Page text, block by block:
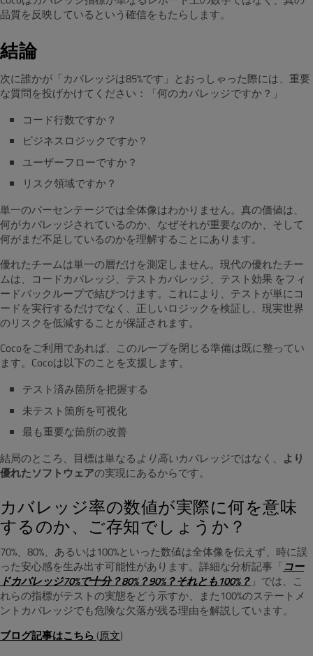
品質を反映しているという確信をもたらします。
結論
次に誰かが「カバレッジは85%です」とおっしゃった際には、重要
な質問を投げかけてください：「何のカバレッジですか？」
コード行数ですか？
ビジネスロジックですか？
ユーザーフローですか？
リスク領域ですか？
単一のパーセンテージでは全体像はわかりません。真の価値は、
何がカバレッジされているのか、なぜそれが重要なのか、そして
何がまだ不足しているのかを理解することにあります。
優れたチームは単一の層だけを測定しません。現代の優れたチー
ムは、コードカバレッジ、テストカバレッジ、テスト効果 をフィ
ードバックループで結びつけます。これにより、テストが単にコ
ードを実行するだけでなく、正しいロジックを検証し、現実世界
のリスクを低減することが保証されます。
Cocoをご利用であれば、このループを閉じる準備は既に整ってい
ます。Cocoは以下のことを支援します。
テスト済み箇所を把握する
未テスト箇所を可視化
最も重要な箇所の改善
結局のところ、目標は単なるより高いカバレッジではなく、 より
優れたソフトウェアの実現にあるからです。
カバレッジ率の数値が実際に何を意味
するのか、ご存知でしょうか？
70%、80%、あるいは100%といった数値は全体像を伝えず、時に誤
った安心感を生み出す可能性があります。詳細な分析記事「コー
ドカバレッジ70%で十分？80%？90%？それとも100%？ 」では、こ
れらの指標がテストの実態をどう示すか、また100%のステートメ
ントカバレッジでも危険な欠落が残る理由を解説しています。
ブログ記事はこちら (原文)